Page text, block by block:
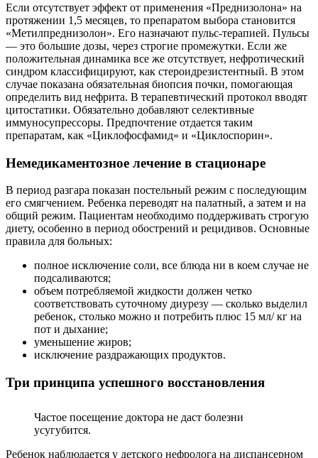
Если отсутствует эффект от применения «Преднизолона» на
протяжении 1,5 месяцев, то препаратом выбора становится
«Метилпреднизолон». Его назначают пульс-терапией. Пульсы
— это большие дозы, через строгие промежутки. Если же
положительная динамика все же отсутствует, нефротический
синдром классифицируют, как стероидрезистентный. В этом
случае показана обязательная биопсия почки, помогающая
определить вид нефрита. В терапевтический протокол вводят
цитостатики. Обязательно добавляют селективные
иммуносупрессоры. Предпочтение отдается таким
препаратам, как «Циклофосфамид» и «Циклоспорин».
Немедикаментозное лечение в стационаре
В период разгара показан постельный режим с последующим
его смягчением. Ребенка переводят на палатный, а затем и на
общий режим. Пациентам необходимо поддерживать строгую
диету, особенно в период обострений и рецидивов. Основные
правила для больных:
полное исключение соли, все блюда ни в коем случае не
подсаливаются;
объем потребляемой жидкости должен четко
соответствовать суточному диурезу — сколько выделил
ребенок, столько можно и потребить плюс 15 мл/ кг на
пот и дыхание;
уменьшение жиров;
исключение раздражающих продуктов.
Три принципа успешного восстановления
Частое посещение доктора не даст болезни
усугубится.
Ребенок наблюдается у детского нефролога на диспансерном